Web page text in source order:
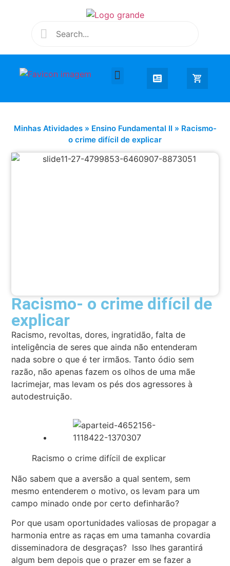
Minhas Atividades» Ensino Fundamental II » Racismo-
o crime difícil de explicar
Racismo- o crime difícil de
explicar
Racismo, revoltas, dores, ingratidão, falta de
inteligência de seres que ainda não entenderam
nada sobre o que é ter irmãos. Tanto ódio sem
razão, não apenas fazem os olhos de uma mãe
lacrimejar, mas levam os pés dos agressores à
autodestruição.
Racismo o crime difícil de explicar
Não sabem que a aversão a qual sentem, sem
mesmo entenderem o motivo, os levam para um
campo minado onde por certo definharão?
Por que usam oportunidades valiosas de propagar a
harmonia entre as raças em uma tamanha covardia
disseminadora de desgraças? Isso lhes garantirá
algum bem depois que o prazer em se fazer a